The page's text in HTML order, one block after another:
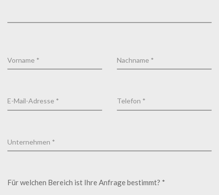
Für welchen Bereich ist Ihre Anfrage bestimmt? *